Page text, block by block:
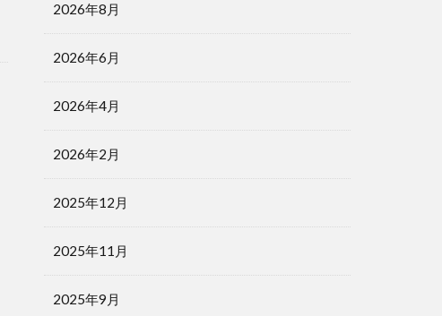
2026年8月
2026年6月
2026年4月
2026年2月
2025年12月
2025年11月
2025年9月